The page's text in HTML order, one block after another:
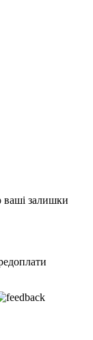
ваші залишки